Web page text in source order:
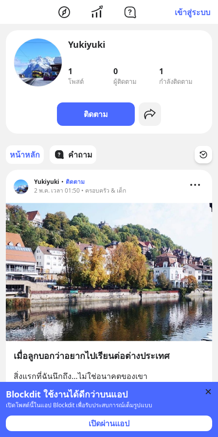
เข้าสู่ระบบ
Blockdit ใช้งานได้ดีกว่าบนแอป
เปิดโพสต์นี้ในแอป Blockdit เพื่อรับประสบการณ์เต็มรูปแบบ
เปิดผ่านแอป
Yukiyuki
1
โพสต์
0
ผู้ติดตาม
1
กำลังติดตาม
ติดตาม
หน้าหลัก คำถาม
Yukiyuki • ติดตาม
2 พ.ค. เวลา 01:50 • ครอบครัว & เด็ก
เมื่อลูกบอกว่าอยากไปเรียนต่อต่างประเทศ
สิ่งแรกที่ฉันนึกถึง…ไม่ใช่อนาคตของเขา
แต่เป็นอดีตของตัวฉันเอง
บันทึก